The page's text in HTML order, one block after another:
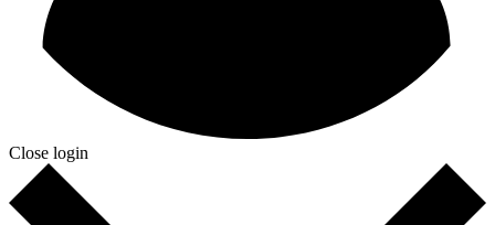
Close login